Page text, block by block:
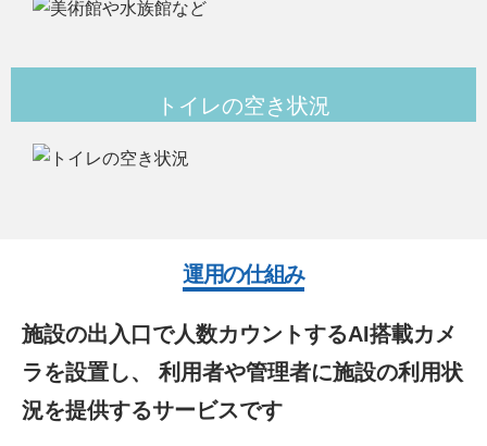
トイレの空き状況
運用の仕組み
施設の出入口で人数カウントするAI搭載カメ
ラを設置し、
利用者や管理者に施設の利用状
況を提供するサービスです